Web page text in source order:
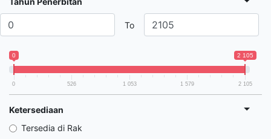
To
0 2 105
0 526 1 053 1 579 2 105
Ketersediaan
Tersedia di Rak